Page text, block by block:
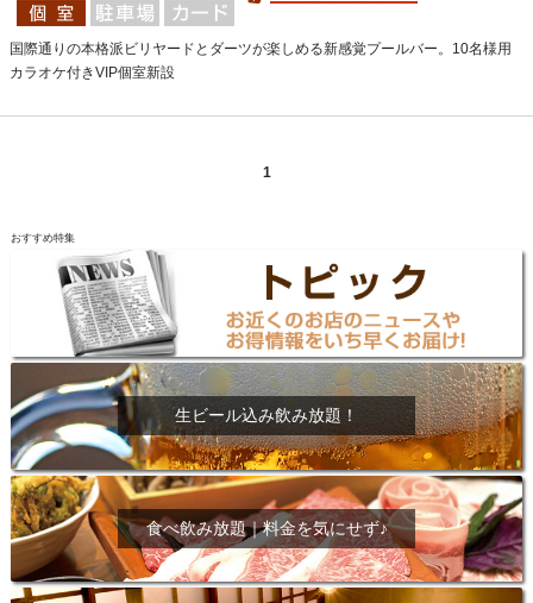
国際通りの本格派ビリヤードとダーツが楽しめる新感覚プールバー。10名様用
カラオケ付きVIP個室新設
1
おすすめ特集
生ビール込み飲み放題！
食べ飲み放題｜料金を気にせず♪